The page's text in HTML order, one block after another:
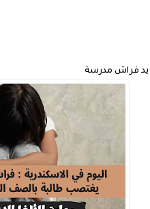
يد فراش مدرسة